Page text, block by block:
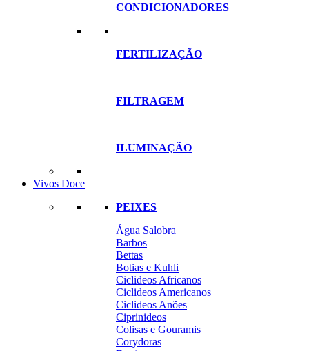
CONDICIONADORES
FERTILIZAÇÃO
FILTRAGEM
ILUMINAÇÃO
Vivos Doce
PEIXES
Água Salobra
Barbos
Bettas
Botias e Kuhli
Ciclideos Africanos
Ciclideos Americanos
Ciclideos Anões
Ciprinideos
Colisas e Gouramis
Corydoras